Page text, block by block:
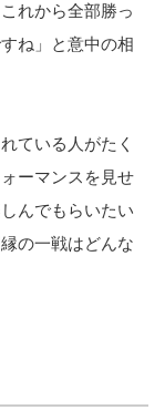
れから全部勝っ
ね」と意中の相
ている人がたく
ーマンスを見せ
んでもらいたい
の一戦はどんな